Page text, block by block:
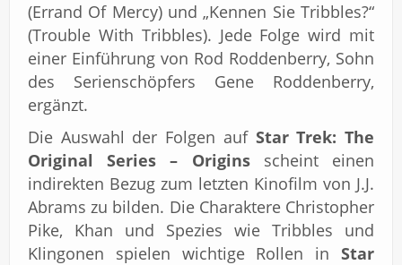
(Errand Of Mercy) und „Kennen Sie Tribbles?“
(Trouble With Tribbles). Jede Folge wird mit
einer Einführung von Rod Roddenberry, Sohn
des Serienschöpfers Gene Roddenberry,
ergänzt.
Die Auswahl der Folgen aufStar Trek: The
Original Series – Originsscheint einen
indirekten Bezug zum letzten Kinofilm von J.J.
Abrams zu bilden. Die Charaktere Christopher
Pike, Khan und Spezies wie Tribbles und
Klingonen spielen wichtige Rollen in Star